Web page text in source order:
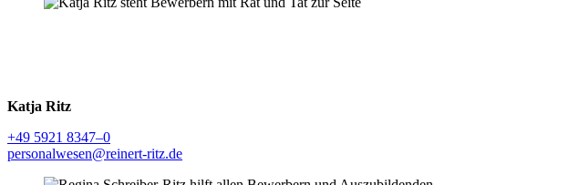
Katja Ritz
+49 5921 8347–0
personalwesen@reinert-ritz.de